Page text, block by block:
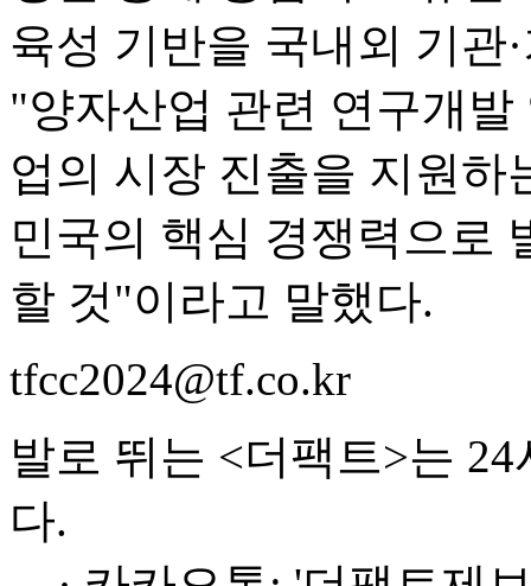
육성 기반을 국내외 기관
"양자산업 관련 연구개
업의 시장 진출을 지원하
민국의 핵심 경쟁력으로
할 것"이라고 말했다.
tfcc2024@tf.co.kr
발로 뛰는 <더팩트>는
다.